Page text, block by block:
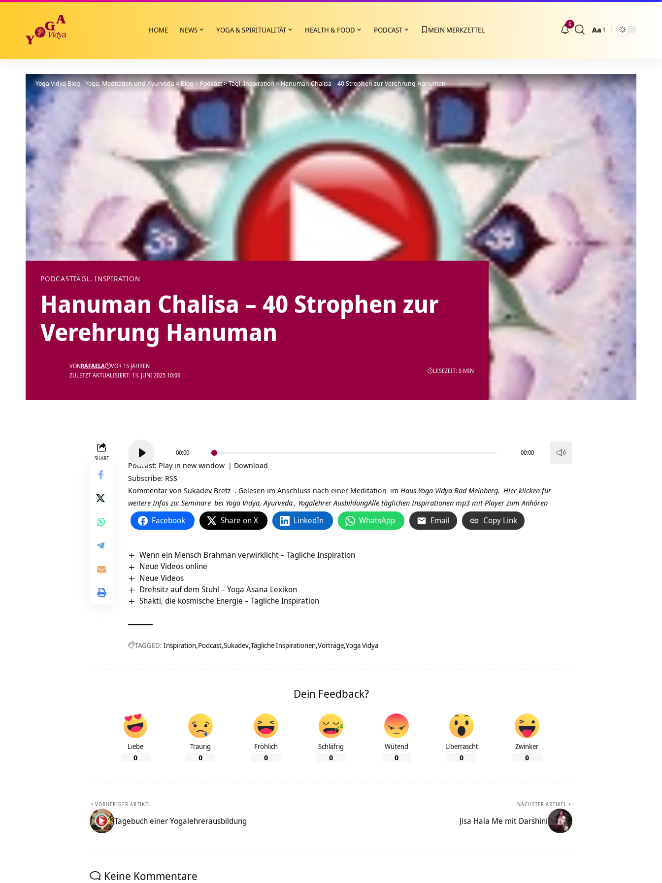
HOME NEWS YOGA & SPIRITUALITÄT HEALTH & FOOD PODCAST MEIN MERKZETTEL
6
Größenänderung
Aa
Yoga Vidya Blog - Yoga, Meditation und Ayurveda>Blog>Podcast>Tägl. Inspiration>Hanuman Chalisa – 40 Strophen zur Verehrung Hanuman
PODCASTTÄGL. INSPIRATION
Hanuman Chalisa – 40 Strophen zur
Verehrung Hanuman
ZULETZT AKTUALISIERT: 13. JUNI 2025 10:06
VONRAFAELA VOR 15 JAHREN
LESEZEIT: 0 MIN
SHARE
Player
00:00 00:00
Podcast: Play in new window | Download
Subscribe: RSS
Kommentar von Sukadev Bretz . Gelesen im Anschluss nach einer Meditation im Haus Yoga Vidya Bad Meinberg. Hier klicken für
weitere Infos zu: Seminare bei Yoga Vidya,Ayurveda, Yogalehrer AusbildungAlle täglichen Inspirationen mp3 mit Player zum Anhören
Facebook Share on X LinkedIn WhatsApp Email Copy Link
Wenn ein Mensch Brahman verwirklicht – Tägliche Inspiration
Neue Videos online
Neue Videos
Drehsitz auf dem Stuhl – Yoga Asana Lexikon
Shakti, die kosmische Energie – Tägliche Inspiration
TAGGED: Inspiration Podcast Sukadev Tägliche Inspirationen Vorträge Yoga Vidya
Dein Feedback?
Liebe
0
Traurig
0
Fröhlich
0
Schläfrig
0
Wütend
0
Überrascht
0
Zwinker
0
VORHERIGER ARTIKEL
Tagebuch einer Yogalehrerausbildung
NÄCHSTER ARTIKEL
Jisa Hala Me mit Darshini
Keine Kommentare